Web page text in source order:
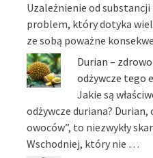
Uzależnienie od
problem, który dotyka
ze sobą poważne
Durian –
odżywcze tego
Jakie są
odżywcze duriana?
owoców”, to niezwykły
Wschodniej, który nie …